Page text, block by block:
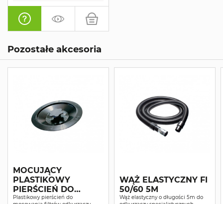
Pozostałe akcesoria
MOCUJĄCY
PLASTIKOWY
PIERŚCIEŃ DO
FILTRA
Plastikowy pierścień do
WĄŻ ELASTYCZNY FI
50/60 5M
Wąż elastyczny o długości 5m do